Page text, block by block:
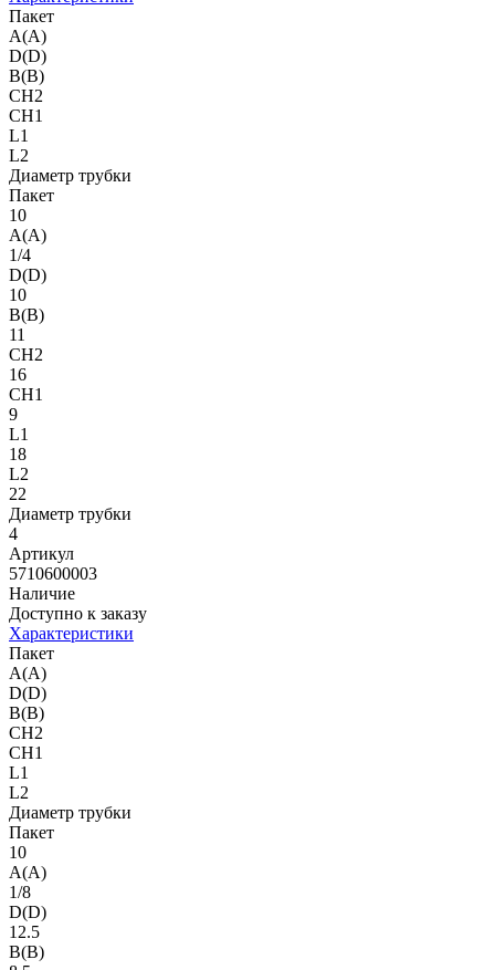
Пакет
A(A)
D(D)
B(B)
CH2
CH1
L1
L2
Диаметр трубки
Пакет
10
A(A)
1/4
D(D)
10
B(B)
11
CH2
16
CH1
9
L1
18
L2
22
Диаметр трубки
4
Артикул
5710600003
Наличие
Доступно к заказу
Характеристики
Пакет
A(A)
D(D)
B(B)
CH2
CH1
L1
L2
Диаметр трубки
Пакет
10
A(A)
1/8
D(D)
12.5
B(B)